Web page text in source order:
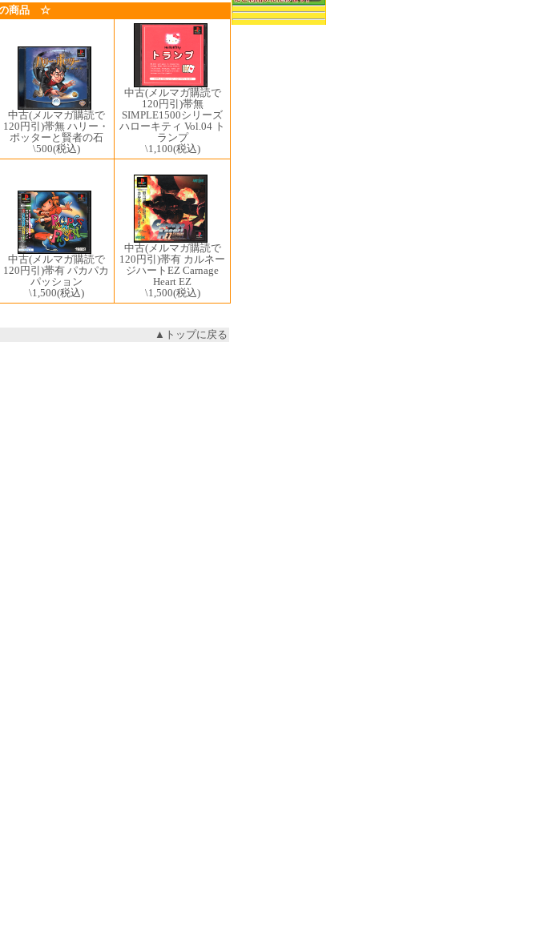
商品 ☆
中古(メルマガ購読で
120円引)帯無 ハリー・
ポッターと賢者の石
\500(税込)
中古(メルマガ購読で
120円引)帯無
SIMPLE1500シリーズ
ハローキティ Vol.04 ト
ランプ
\1,100(税込)
中古(メルマガ購読で
120円引)帯有 パカパカ
パッション
\1,500(税込)
中古(メルマガ購読で
120円引)帯有 カルネー
ジハートEZ Carnage
Heart EZ
\1,500(税込)
▲トップに戻る